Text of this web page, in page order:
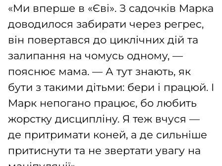
«Ми вперше в «Єві». З садочків Марка
доводилося забирати через регрес,
він повертався до циклічних дій та
залипання на чомусь одному, —
пояснює мама. — А тут знають, як
бути з такими дітьми: бери і працюй. І
Марк непогано працює, бо любить
жорстку дисципліну. Я теж вчуся —
де притримати коней, а де сильніше
притиснути та не звертати увагу на